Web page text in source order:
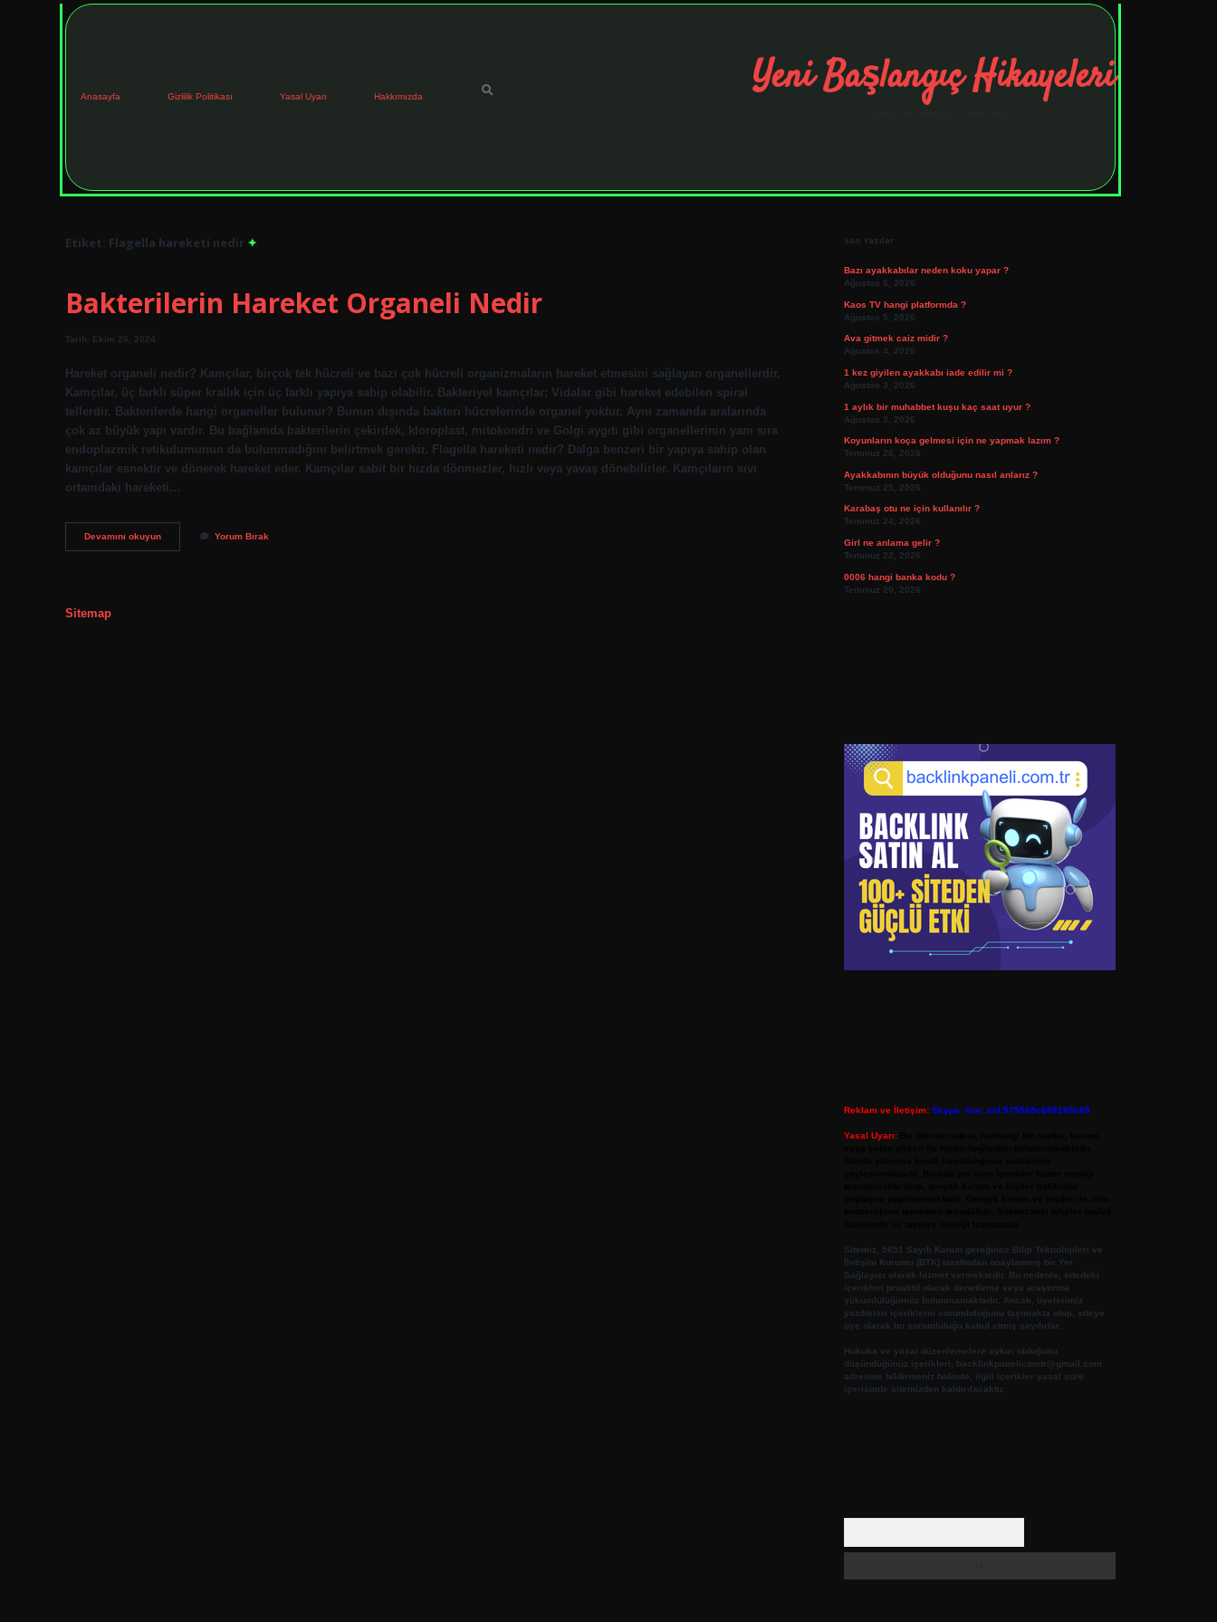
Anasayfa Gizlilik Politikası Yasal Uyarı Hakkımızda Yeni Başlangıç Hikayeleri
Etiket: Flagella hareketi nedir
Bakterilerin Hareket Organeli Nedir
Tarih: Ekim 26, 2024
Hareket organeli nedir? Kamçılar, birçok tek hücreli ve bazı çok hücreli organizmaların hareket etmesini sağlayan organellerdir.
Kamçılar, üç farklı süper krallık için üç farklı yapıya sahip olabilir. Bakteriyel kamçılar; Vidalar gibi hareket edebilen spiral
tellerdir. Bakterilerde hangi organeller bulunur? Bunun dışında bakteri hücrelerinde organel yoktur. Aynı zamanda aralarında
çok az büyük yapı vardır. Bu bağlamda bakterilerin çekirdek, kloroplast, mitokondri ve Golgi aygıtı gibi organellerinin yanı sıra
endoplazmik retikulumunun da bulunmadığını belirtmek gerekir. Flagella hareketi nedir? Dalga benzeri bir yapıya sahip olan
kamçılar esnektir ve dönerek hareket eder. Kamçılar sabit bir hızda dönmezler, hızlı veya yavaş dönebilirler. Kamçıların sıvı
ortamdaki hareketi…
Devamını okuyunBakterilerin
Hareket
Yorum Bırak
Sitemap
Son Yazılar
Bazı ayakkabılar neden koku yapar ?
Ağustos 6, 2026
Kaos TV hangi platformda ?
Ağustos 5, 2026
Ava gitmek caiz midir ?
Ağustos 4, 2026
1 kez giyilen ayakkabı iade edilir mi ?
Ağustos 3, 2026
1 aylık bir muhabbet kuşu kaç saat uyur ?
Ağustos 3, 2026
Koyunların koça gelmesi için ne yapmak lazım ?
Temmuz 26, 2026
Ayakkabının büyük olduğunu nasıl anlarız ?
Temmuz 25, 2026
Karabaş otu ne için kullanılır ?
Temmuz 24, 2026
Girl ne anlama gelir ?
Temmuz 22, 2026
0006 hangi banka kodu ?
Temmuz 20, 2026
Reklam ve İletişim: Skype: live:.cid.575569c608265c69
Yasal Uyarı:
Sitemiz, 5651 Sayılı Kanun gereğince Bilgi Teknolojileri ve
İletişim Kurumu (BTK) tarafından onaylanmış bir Yer
Sağlayıcı olarak hizmet vermektedir. Bu nedenle, sitedeki
içerikleri proaktif olarak denetleme veya araştırma
yükümlülüğümüz bulunmamaktadır. Ancak, üyelerimiz
yazdıkları içeriklerin sorumluluğunu taşımakta olup, siteye
üye olarak bu sorumluluğu kabul etmiş sayılırlar.
Hukuka ve yasal düzenlemelere aykırı olduğunu
düşündüğünüz içerikleri,
backlinkpanelicomtr@gmail.com
adresine bildirmeniz halinde, ilgili içerikler yasal süre
içerisinde sitemizden kaldırılacaktır.
tulipbetelexbett.net